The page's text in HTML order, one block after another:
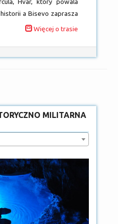
Hvar, który powala
a Bisevo zaprasza
Więcej o trasie
MILITARNA